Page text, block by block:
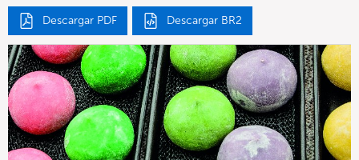
Descargar PDF Descargar BR2